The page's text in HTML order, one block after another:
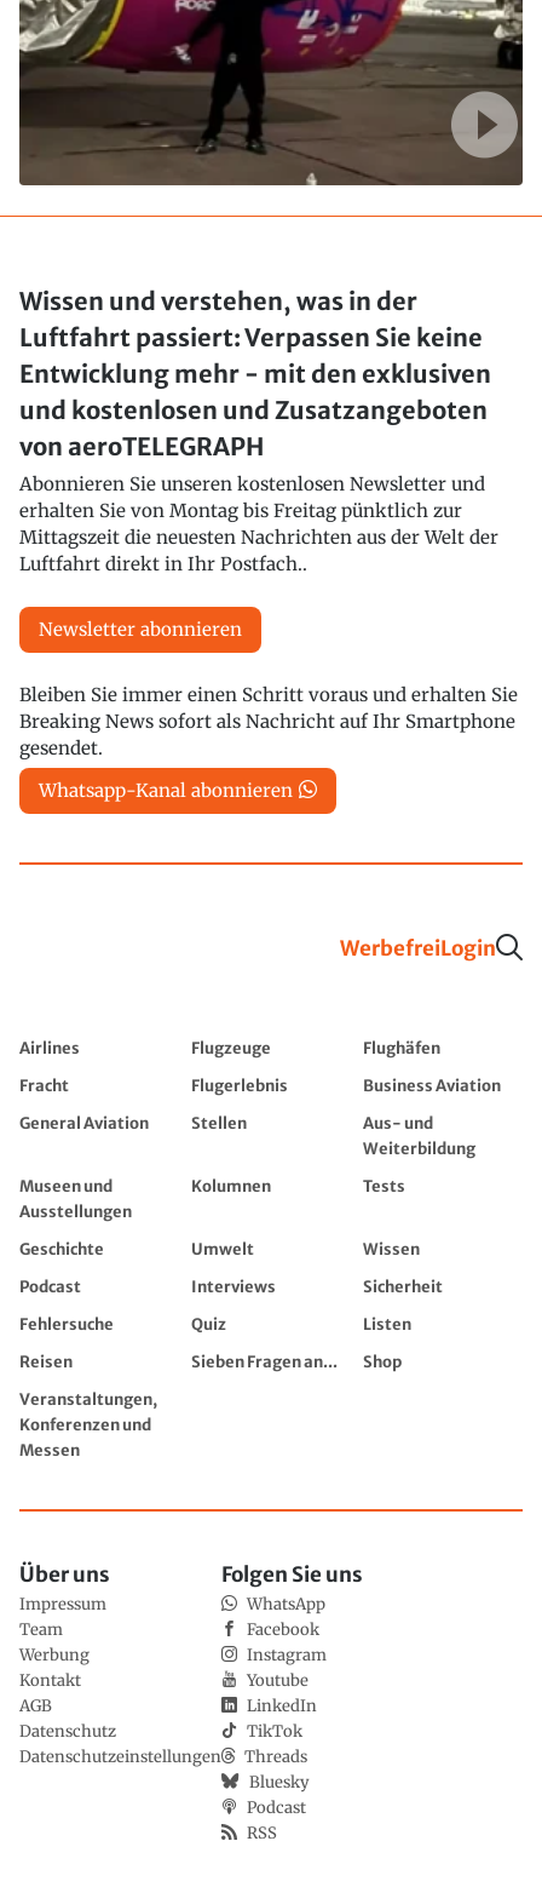
Wissen und verstehen, was in der
Luftfahrt passiert: Verpassen Sie keine
Entwicklung mehr - mit den exklusiven
und kostenlosen und Zusatzangeboten
von aeroTELEGRAPH
Abonnieren Sie unseren kostenlosen Newsletter und
erhalten Sie von Montag bis Freitag pünktlich zur
Mittagszeit die neuesten Nachrichten aus der Welt der
Luftfahrt direkt in Ihr Postfach..
Newsletter abonnieren
Bleiben Sie immer einen Schritt voraus und erhalten Sie
Breaking News sofort als Nachricht auf Ihr Smartphone
gesendet.
Whatsapp-Kanal abonnieren
WerbefreiLogin
Airlines Flugzeuge
Flughäfen
Fracht
Flugerlebnis
Business Aviation
General Aviation
Stellen
Aus- und
Weiterbildung
Museen und
Ausstellungen
Kolumnen Tests
Geschichte Umwelt
Wissen
Podcast
Interviews
Sicherheit
Fehlersuche
Quiz
Listen
Reisen
Sieben Fragen an...
Shop
Veranstaltungen,
Konferenzen und
Messen
Über uns
Impressum
Team
Werbung
Kontakt
AGB
Datenschutz
Datenschutzeinstellungen
Folgen Sie uns
WhatsApp
Facebook
Instagram
Youtube
LinkedIn
TikTok
Threads
Bluesky
Podcast
RSS